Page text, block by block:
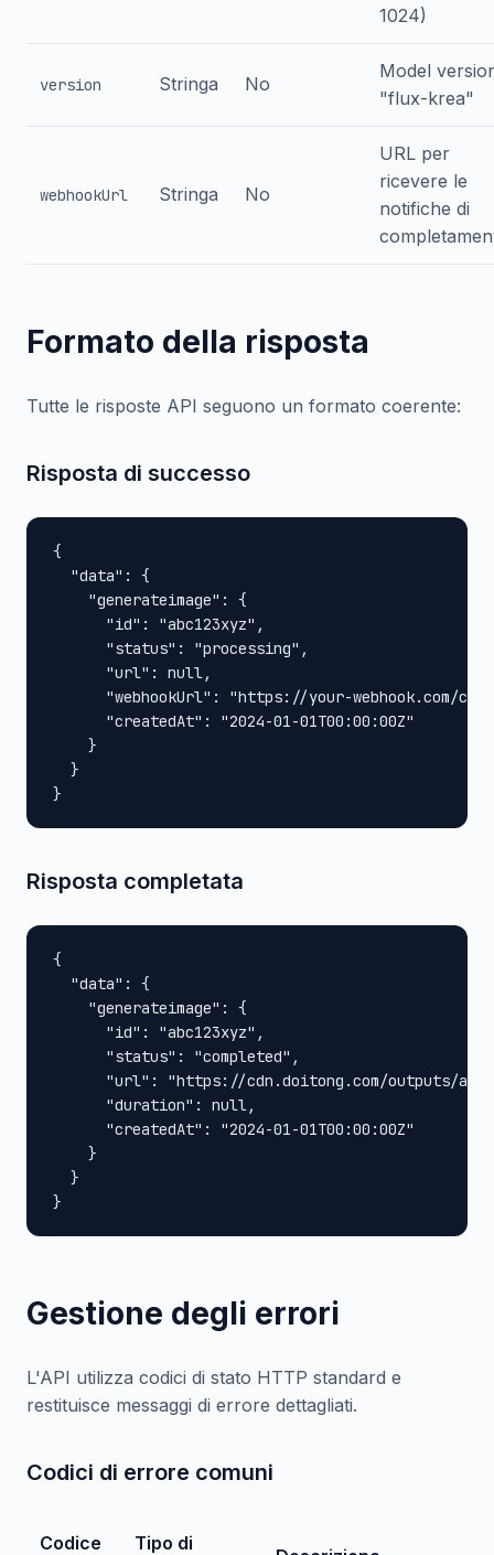
1024)
version Stringa No
Model
"flux-krea"
webhookUrl Stringa No
URL per
ricevere le
notifiche di
Formato della risposta
Tutte le risposte API seguono un formato coerente:
Risposta di successo
{
  "data": {
    "generateimage": {
      "id": "abc123xyz",
      "status": "processing",
      "url": null,
"webhookUrl": "https://your-webhook.com/
      "createdAt": "2024-01-01T00:00:00Z"
    }
  }
}
Risposta completata
{
  "data": {
    "generateimage": {
      "id": "abc123xyz",
      "status": "completed",
"url": "https://cdn.doitong.com/outputs/
      "duration": null,
      "createdAt": "2024-01-01T00:00:00Z"
    }
  }
}
Gestione degli errori
L'API utilizza codici di stato HTTP standard e
restituisce messaggi di errore dettagliati.
Codici di errore comuni
Codice Tipo di